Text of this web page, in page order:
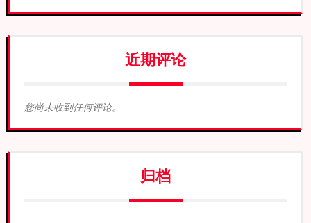
近期评论
您尚未收到任何评论。
归档